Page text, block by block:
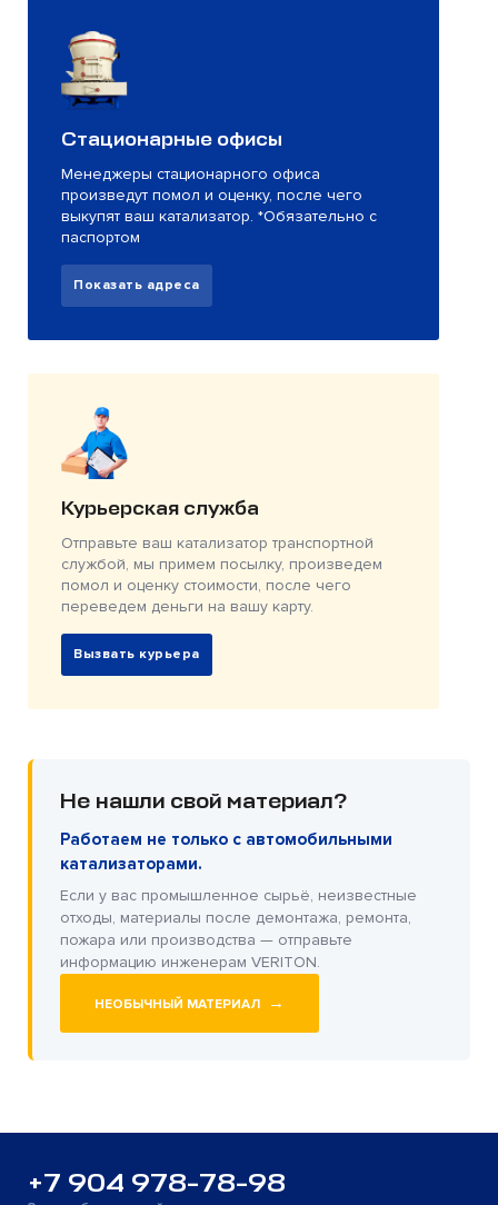
Стационарные офисы
Менеджеры стационарного офиса
произведут помол и оценку, после чего
выкупят ваш катализатор. *Обязательно с
паспортом
Показать адреса
Курьерская служба
Отправьте ваш катализатор транспортной
службой, мы примем посылку, произведем
помол и оценку стоимости, после чего
переведем деньги на вашу карту.
Вызвать курьера
Не нашли свой материал?
Работаем не только с автомобильными
катализаторами.
Если у вас промышленное сырьё, неизвестные
отходы, материалы после демонтажа, ремонта,
пожара или производства — отправьте
информацию инженерам VERITON.
НЕОБЫЧНЫЙ МАТЕРИАЛ →
+7 904 978-78-98